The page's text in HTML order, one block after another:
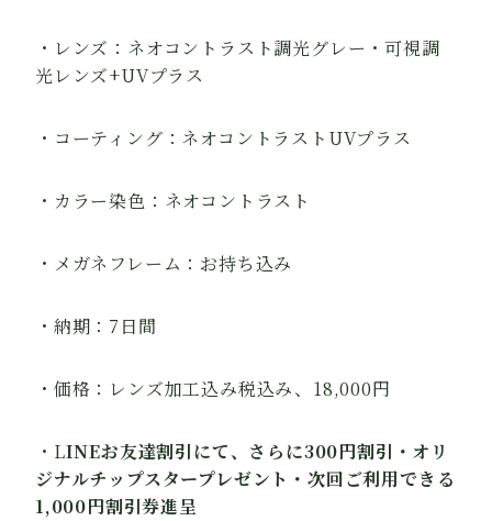
・レンズ：ネオコントラスト調光グレー・可視調
光レンズ+UVプラス
・コーティング：ネオコントラストUVプラス
・カラー染色：ネオコントラスト
・メガネフレーム：お持ち込み
・納期：7日間
・価格：レンズ加工込み税込み、18,000円
・LINEお友達割引にて、さらに300円割引・オリ
ジナルチップスタープレゼント・次回ご利用できる
1,000円割引券進呈